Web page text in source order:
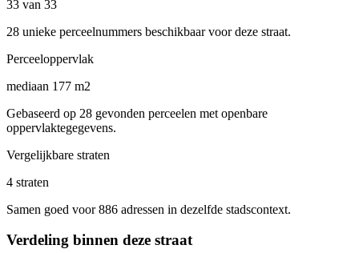
33 van 33
28 unieke perceelnummers beschikbaar voor deze straat.
Perceeloppervlak
mediaan 177 m2
Gebaseerd op 28 gevonden perceelen met openbare
oppervlaktegegevens.
Vergelijkbare straten
4 straten
Samen goed voor 886 adressen in dezelfde stadscontext.
Verdeling binnen deze straat